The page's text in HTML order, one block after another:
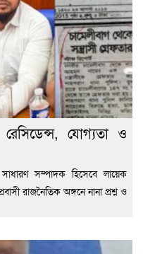
রেসিডেন্স, যোগ্যতা ও
সাধারণ সম্পাদক হিসেবে লায়েক
রাজনৈতিক অঙ্গনে নানা প্রশ্ন ও